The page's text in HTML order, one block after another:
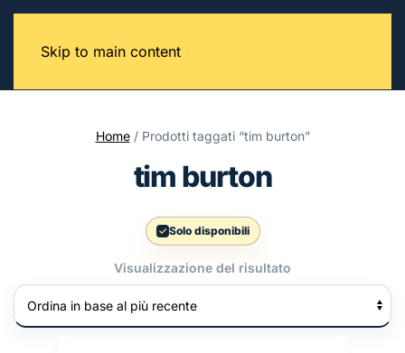
Skip to main content
Home/ Prodotti taggati “tim burton”
tim burton
Solo disponibili
Visualizzazione del risultato